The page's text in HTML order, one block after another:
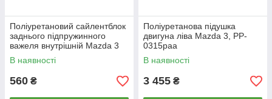
Поліуретановий сайлентблок
заднього підпружинного
важеля внутрішній Mazda 3
BK, PP-0156a
В наявності
560 ₴
Поліуретанова підушка
двигуна ліва Mazda 3, PP-
0315paa
В наявності
3 455 ₴